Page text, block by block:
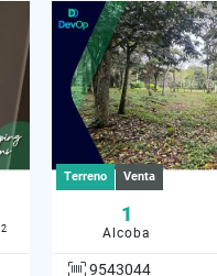
2
Terreno Venta
1
Alcoba
9543044